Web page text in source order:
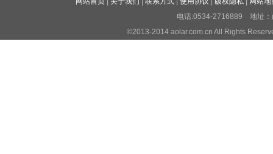
电话:0534-2716889 地址：
©2013-2014 aolar.com.cn All Rights